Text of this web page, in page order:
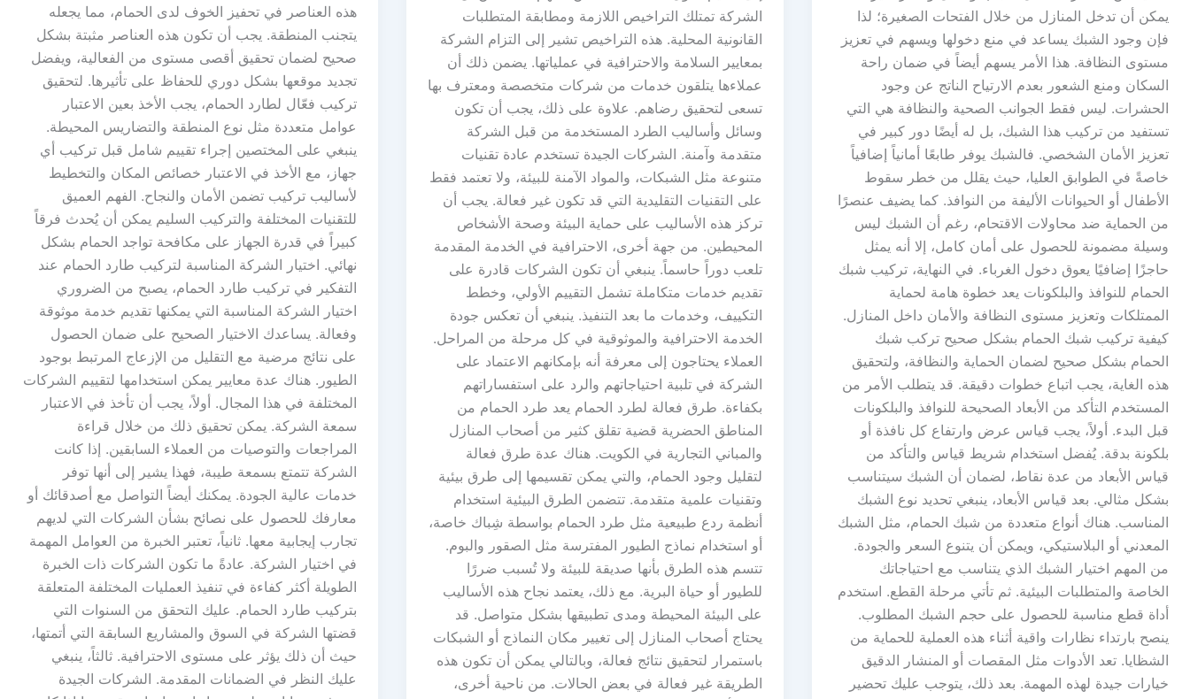
يمكن أن تدخل المنازل من خلال الفتحات الصغيرة؛ لذا
فإن وجود الشبك يساعد في منع دخولها ويسهم في تعزيز
مستوى النظافة. هذا الأمر يسهم أيضاً في ضمان راحة
السكان ومنع الشعور بعدم الارتياح الناتج عن وجود
الحشرات. ليس فقط الجوانب الصحية والنظافة هي التي
تستفيد من تركيب هذا الشبك، بل له أيضًا دور كبير في
تعزيز الأمان الشخصي. فالشبك يوفر طابعًا أمانياً إضافياً
خاصةً في الطوابق العليا، حيث يقلل من خطر سقوط
الأطفال أو الحيوانات الأليفة من النوافذ. كما يضيف عنصرًا
من الحماية ضد محاولات الاقتحام، رغم أن الشبك ليس
وسيلة مضمونة للحصول على أمان كامل، إلا أنه يمثل
حاجزًا إضافيًا يعوق دخول الغرباء. في النهاية، تركيب شبك
الحمام للنوافذ والبلكونات يعد خطوة هامة لحماية
الممتلكات وتعزيز مستوى النظافة والأمان داخل المنازل.
كيفية تركيب شبك الحمام بشكل صحيح تركب شبك
الحمام بشكل صحيح لضمان الحماية والنظافة، ولتحقيق
هذه الغاية، يجب اتباع خطوات دقيقة. قد يتطلب الأمر من
المستخدم التأكد من الأبعاد الصحيحة للنوافذ والبلكونات
قبل البدء. أولاً، يجب قياس عرض وارتفاع كل نافذة أو
بلكونة بدقة. يُفضل استخدام شريط قياس والتأكد من
قياس الأبعاد من عدة نقاط، لضمان أن الشبك سيتناسب
بشكل مثالي. بعد قياس الأبعاد، ينبغي تحديد نوع الشبك
المناسب. هناك أنواع متعددة من شبك الحمام، مثل الشبك
المعدني أو البلاستيكي، ويمكن أن يتنوع السعر والجودة.
من المهم اختيار الشبك الذي يتناسب مع احتياجاتك
الخاصة والمتطلبات البيئية. ثم تأتي مرحلة القطع. استخدم
أداة قطع مناسبة للحصول على حجم الشبك المطلوب.
ينصح بارتداء نظارات واقية أثناء هذه العملية للحماية من
الشظايا. تعد الأدوات مثل المقصات أو المنشار الدقيق
خيارات جيدة لهذه المهمة. بعد ذلك، يتوجب عليك تحضير
الشركة تمتلك التراخيص اللازمة ومطابقة المتطلبات
القانونية المحلية. هذه التراخيص تشير إلى التزام الشركة
بمعايير السلامة والاحترافية في عملياتها. يضمن ذلك أن
عملاءها يتلقون خدمات من شركات متخصصة ومعترف بها
تسعى لتحقيق رضاهم. علاوة على ذلك، يجب أن تكون
وسائل وأساليب الطرد المستخدمة من قبل الشركة
متقدمة وآمنة. الشركات الجيدة تستخدم عادة تقنيات
متنوعة مثل الشبكات، والمواد الآمنة للبيئة، ولا تعتمد فقط
على التقنيات التقليدية التي قد تكون غير فعالة. يجب أن
تركز هذه الأساليب على حماية البيئة وصحة الأشخاص
المحيطين. من جهة أخرى، الاحترافية في الخدمة المقدمة
تلعب دوراً حاسماً. ينبغي أن تكون الشركات قادرة على
تقديم خدمات متكاملة تشمل التقييم الأولي، وخطط
التكييف، وخدمات ما بعد التنفيذ. ينبغي أن تعكس جودة
الخدمة الاحترافية والموثوقية في كل مرحلة من المراحل.
العملاء يحتاجون إلى معرفة أنه بإمكانهم الاعتماد على
الشركة في تلبية احتياجاتهم والرد على استفساراتهم
بكفاءة. طرق فعالة لطرد الحمام يعد طرد الحمام من
المناطق الحضرية قضية تقلق كثير من أصحاب المنازل
والمباني التجارية في الكويت. هناك عدة طرق فعالة
لتقليل وجود الحمام، والتي يمكن تقسيمها إلى طرق بيئية
وتقنيات علمية متقدمة. تتضمن الطرق البيئية استخدام
أنظمة ردع طبيعية مثل طرد الحمام بواسطة شِباك خاصة،
أو استخدام نماذج الطيور المفترسة مثل الصقور والبوم.
تتسم هذه الطرق بأنها صديقة للبيئة ولا تُسبب ضررًا
للطيور أو حياة البرية. مع ذلك، يعتمد نجاح هذه الأساليب
على البيئة المحيطة ومدى تطبيقها بشكل متواصل. قد
يحتاج أصحاب المنازل إلى تغيير مكان النماذج أو الشبكات
باستمرار لتحقيق نتائج فعالة، وبالتالي يمكن أن تكون هذه
الطريقة غير فعالة في بعض الحالات. من ناحية أخرى،
هذه العناصر في تحفيز الخوف لدى الحمام، مما يجعله
يتجنب المنطقة. يجب أن تكون هذه العناصر مثبتة بشكل
صحيح لضمان تحقيق أقصى مستوى من الفعالية، ويفضل
تجديد موقعها بشكل دوري للحفاظ على تأثيرها. لتحقيق
تركيب فعّال لطارد الحمام، يجب الأخذ بعين الاعتبار
عوامل متعددة مثل نوع المنطقة والتضاريس المحيطة.
ينبغي على المختصين إجراء تقييم شامل قبل تركيب أي
جهاز، مع الأخذ في الاعتبار خصائص المكان والتخطيط
لأساليب تركيب تضمن الأمان والنجاح. الفهم العميق
للتقنيات المختلفة والتركيب السليم يمكن أن يُحدث فرقاً
كبيراً في قدرة الجهاز على مكافحة تواجد الحمام بشكل
نهائي. اختيار الشركة المناسبة لتركيب طارد الحمام عند
التفكير في تركيب طارد الحمام، يصبح من الضروري
اختيار الشركة المناسبة التي يمكنها تقديم خدمة موثوقة
وفعالة. يساعدك الاختيار الصحيح على ضمان الحصول
على نتائج مرضية مع التقليل من الإزعاج المرتبط بوجود
الطيور. هناك عدة معايير يمكن استخدامها لتقييم الشركات
المختلفة في هذا المجال. أولاً، يجب أن تأخذ في الاعتبار
سمعة الشركة. يمكن تحقيق ذلك من خلال قراءة
المراجعات والتوصيات من العملاء السابقين. إذا كانت
الشركة تتمتع بسمعة طيبة، فهذا يشير إلى أنها توفر
خدمات عالية الجودة. يمكنك أيضاً التواصل مع أصدقائك أو
معارفك للحصول على نصائح بشأن الشركات التي لديهم
تجارب إيجابية معها. ثانياً، تعتبر الخبرة من العوامل المهمة
في اختيار الشركة. عادةً ما تكون الشركات ذات الخبرة
الطويلة أكثر كفاءة في تنفيذ العمليات المختلفة المتعلقة
بتركيب طارد الحمام. عليك التحقق من السنوات التي
قضتها الشركة في السوق والمشاريع السابقة التي أتمتها،
حيث أن ذلك يؤثر على مستوى الاحترافية. ثالثاً، ينبغي
عليك النظر في الضمانات المقدمة. الشركات الجيدة